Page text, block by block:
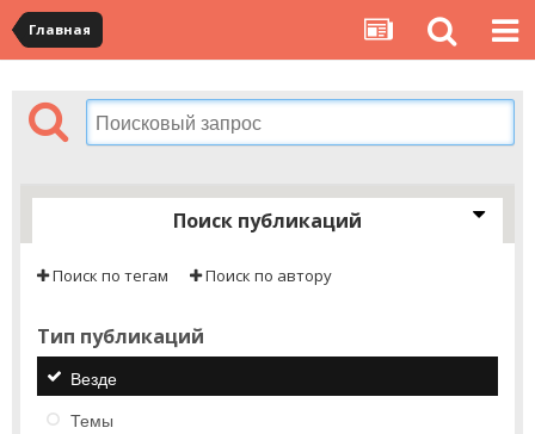
Главная
Поиск публикаций
Поиск по тегам Поиск по автору
Тип публикаций
Везде
Темы